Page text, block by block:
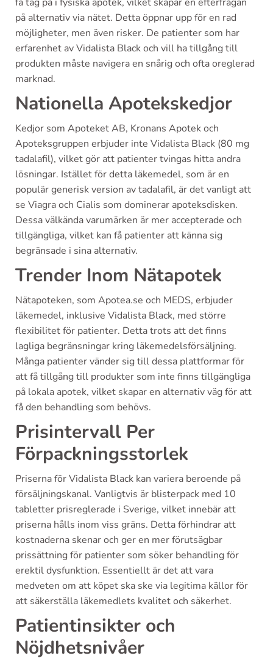
på alternativ via nätet. Detta öppnar upp för en rad
möjligheter, men även risker. De patienter som har
erfarenhet av Vidalista Black och vill ha tillgång till
produkten måste navigera en snårig och ofta oreglerad
marknad.
Nationella Apotekskedjor
Kedjor som Apoteket AB, Kronans Apotek och
Apoteksgruppen erbjuder inte Vidalista Black (80 mg
tadalafil), vilket gör att patienter tvingas hitta andra
lösningar. Istället för detta läkemedel, som är en
populär generisk version av tadalafil, är det vanligt att
se Viagra och Cialis som dominerar apoteksdisken.
Dessa välkända varumärken är mer accepterade och
tillgängliga, vilket kan få patienter att känna sig
begränsade i sina alternativ.
Trender Inom Nätapotek
Nätapoteken, som Apotea.se och MEDS, erbjuder
läkemedel, inklusive Vidalista Black, med större
flexibilitet för patienter. Detta trots att det finns
lagliga begränsningar kring läkemedelsförsäljning.
Många patienter vänder sig till dessa plattformar för
att få tillgång till produkter som inte finns tillgängliga
på lokala apotek, vilket skapar en alternativ väg för att
få den behandling som behövs.
Prisintervall Per
Förpackningsstorlek
Priserna för Vidalista Black kan variera beroende på
försäljningskanal. Vanligtvis är blisterpack med 10
tabletter prisreglerade i Sverige, vilket innebär att
priserna hålls inom viss gräns. Detta förhindrar att
kostnaderna skenar och ger en mer förutsägbar
prissättning för patienter som söker behandling för
erektil dysfunktion. Essentiellt är det att vara
medveten om att köpet ska ske via legitima källor för
att säkerställa läkemedlets kvalitet och säkerhet.
Patientinsikter och
Nöjdhetsnivåer